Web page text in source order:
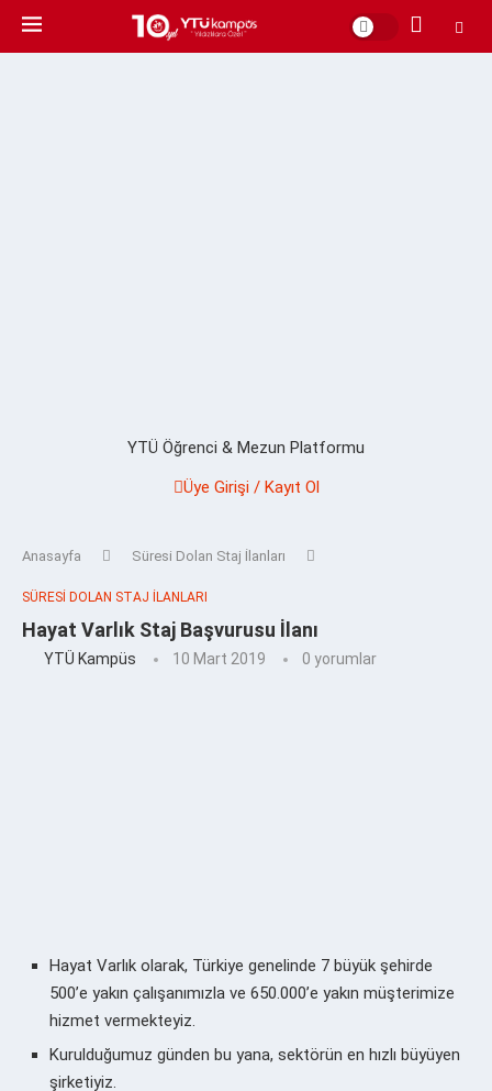
YTÜ Öğrenci & Mezun Platformu
Üye Girişi / Kayıt Ol
Anasayfa Süresi Dolan Staj İlanları
SÜRESI DOLAN STAJ İLANLARI
Hayat Varlık Staj Başvurusu İlanı
YTÜ Kampüs 10 Mart 2019 0 yorumlar
Hayat Varlık olarak, Türkiye genelinde 7 büyük şehirde
500’e yakın çalışanımızla ve 650.000’e yakın müşterimize
hizmet vermekteyiz.
Kurulduğumuz günden bu yana, sektörün en hızlı büyüyen
şirketiyiz.